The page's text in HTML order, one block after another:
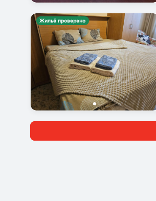
Жильё проверено